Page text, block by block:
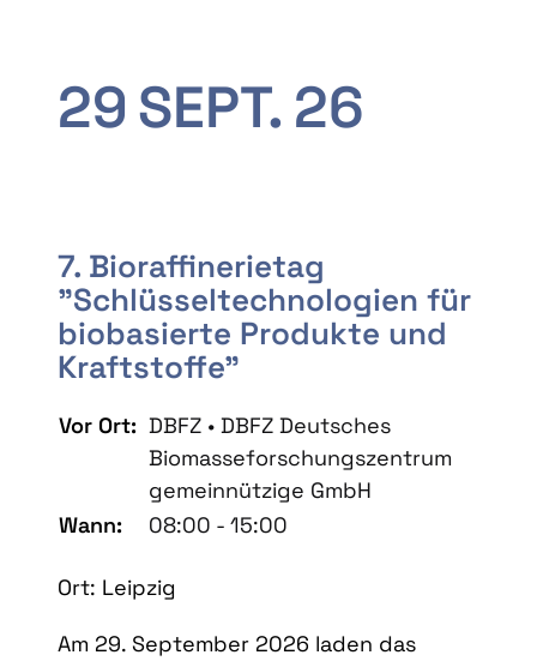
29SEPT. 26
7. Bioraffinerietag
"Schlüsseltechnologien für
biobasierte Produkte und
Kraftstoffe"
Vor Ort: DBFZ • DBFZ Deutsches
Biomasseforschungszentrum
gemeinnützige GmbH
Wann:
08:00 - 15:00
Ort: Leipzig
Am 29. September 2026 laden das